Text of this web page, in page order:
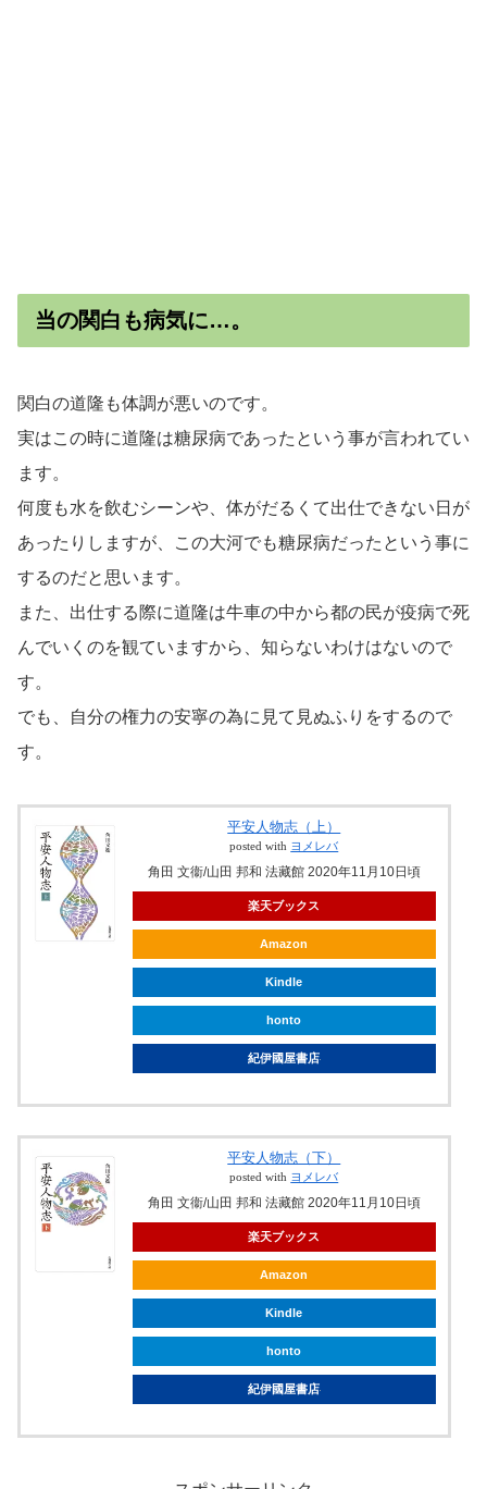
当の関白も病気に…。
関白の道隆も体調が悪いのです。
実はこの時に道隆は糖尿病であったという事が言われてい
ます。
何度も水を飲むシーンや、体がだるくて出仕できない日が
あったりしますが、この大河でも糖尿病だったという事に
するのだと思います。
また、出仕する際に道隆は牛車の中から都の民が疫病で死
んでいくのを観ていますから、知らないわけはないので
す。
でも、自分の権力の安寧の為に見て見ぬふりをするので
す。
平安人物志（上）
posted with ヨメレバ
角田 文衞/山田 邦和 法藏館 2020年11月10日頃
楽天ブックス
Amazon
Kindle
honto
紀伊國屋書店
平安人物志（下）
posted with ヨメレバ
角田 文衞/山田 邦和 法藏館 2020年11月10日頃
楽天ブックス
Amazon
Kindle
honto
紀伊國屋書店